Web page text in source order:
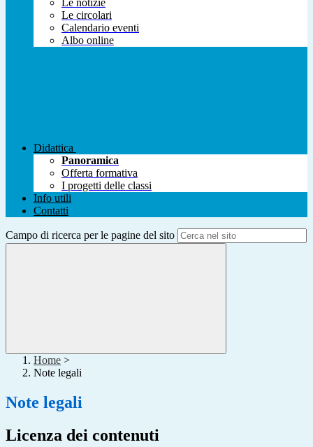
Le notizie
Le circolari
Calendario eventi
Albo online
Didattica
Panoramica
Offerta formativa
I progetti delle classi
Info utili
Contatti
Campo di ricerca per le pagine del sito
Home >
Note legali
Note legali
Licenza dei contenuti